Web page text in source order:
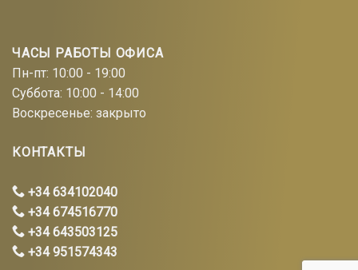
ЧАСЫ РАБОТЫ ОФИСА
Пн-пт: 10:00 - 19:00
Суббота: 10:00 - 14:00
Воскресенье: закрыто
КОНТАКТЫ
+34 634102040
+34 674516770
+34 643503125
+34 951574343